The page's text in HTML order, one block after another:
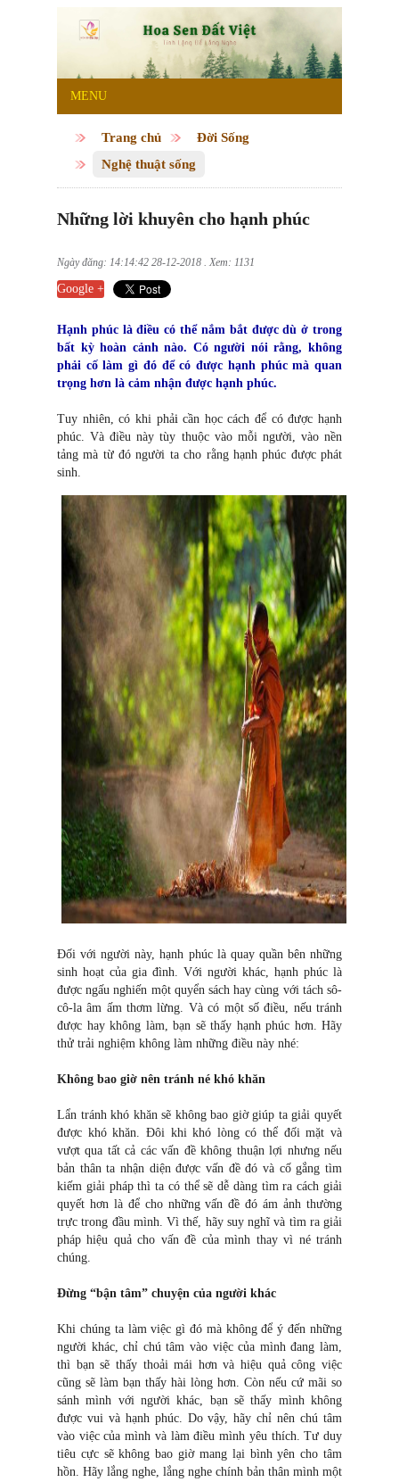
MENU
Trang chủ
Đời Sống
Nghệ thuật sống
Những lời khuyên cho hạnh phúc
Ngày đăng: 14:14:42 28-12-2018 . Xem: 1131
Google +
Hạnh phúc là điều có thể nắm bắt được dù ở trong
bất kỳ hoàn cảnh nào. Có người nói rằng, không
phải cố làm gì đó để có được hạnh phúc mà quan
trọng hơn là cảm nhận được hạnh phúc.
Tuy nhiên, có khi phảicần học cách để có được hạnh
phúc. Và điều này tùy thuộc vào mỗi người, vào nền
tảng mà từ đó người ta cho rằng hạnh phúc được phát
sinh.
Đối với người này, hạnh phúc là quay quần bên những
sinh hoạt của gia đình. Với người khác, hạnh phúc là
được ngấu nghiến một quyển sách hay cùng với tách sô-
cô-la âm ấm thơm lừng. Và có một số điều, nếu tránh
được hay không làm, bạn sẽ thấy hạnh phúc hơn. Hãy
thử trải nghiệm không làm những điều này nhé:
Không bao giờ nên tránh né khó khăn
Lẩn tránh khó khăn sẽ không bao giờ giúp ta giải quyết
được khó khăn. Đôi khi khó lòng có thể đối mặt và
vượt qua tất cả các vấn đề không thuận lợi nhưng nếu
bản thân ta nhận diện được vấn đề đó và cố gắng tìm
kiếm giải pháp thì ta có thể sẽ dễ dàng tìm ra cách giải
quyết hơn là để cho những vấn đề đó ám ảnh thường
trực trong đầu mình. Vì thế, hãy suy nghĩ và tìm ra giải
pháp hiệu quả cho vấn đề của mình thay vì né tránh
chúng.
Đừng “bận tâm” chuyện của người khác
Khi chúng ta làm việc gì đó mà không để ý đến những
người khác, chỉ chú tâm vào việc của mình đang làm,
thì bạn sẽ thấy thoải mái hơn và hiệu quả công việc
cũng sẽ làm bạn thấy hài lòng hơn. Còn nếu cứ mãi so
sánh mình với người khác, bạn sẽ thấy mình không
được vui và hạnh phúc. Do vậy, hãy chỉ nên chú tâm
vào việc của mình và làm điều mình yêu thích. Tư duy
tiêu cực sẽ không bao giờ mang lại bình yên cho tâm
hồn. Hãy lắng nghe, lắng nghe chính bản thân mình một